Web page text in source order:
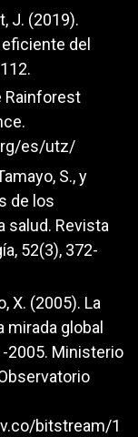
J. (2019).
del
Rainforest
es/utz/
S., y
de los
salud. Revista
52(3), 372-
X. (2005). La
mirada global
2005. Ministerio
bitstream/1